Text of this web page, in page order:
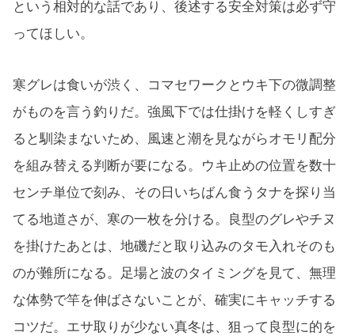
という相対的な話であり、後述する安全対策は必ず守
ってほしい。
寒グレは食いが渋く、コマセワークとウキ下の微調整
がものを言う釣りだ。強風下では仕掛けを軽くしすぎ
ると馴染まないため、風速と潮を見ながらオモリ配分
を組み替える判断が要になる。ウキ止めの位置を数十
センチ単位で刻み、その日いちばん食うタナを探り当
てる地道さが、寒の一枚を分ける。良型のグレやチヌ
を掛けたあとは、地磯だと取り込みのタモ入れそのも
のが難所になる。足場と波のタイミングを見て、無理
な体勢で竿を伸ばさないことが、確実にキャッチする
コツだ。エサ取りが少ない真冬は、狙って良型に的を